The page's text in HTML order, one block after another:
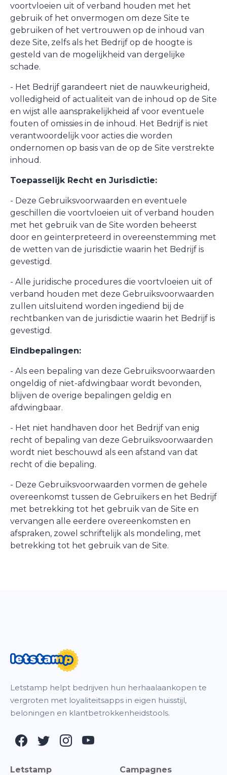
voortvloeien uit of verband houden met het
gebruik of het onvermogen om deze Site te
gebruiken of het vertrouwen op de inhoud van
deze Site, zelfs als het Bedrijf op de hoogte is
gesteld van de mogelijkheid van dergelijke
schade.
- Het Bedrijf garandeert niet de nauwkeurigheid,
volledigheid of actualiteit van de inhoud op de Site
en wijst alle aansprakelijkheid af voor eventuele
fouten of omissies in de inhoud. Het Bedrijf is niet
verantwoordelijk voor acties die worden
ondernomen op basis van de op de Site verstrekte
inhoud.
Toepasselijk Recht en Jurisdictie:
- Deze Gebruiksvoorwaarden en eventuele
geschillen die voortvloeien uit of verband houden
met het gebruik van de Site worden beheerst
door en geïnterpreteerd in overeenstemming met
de wetten van de jurisdictie waarin het Bedrijf is
gevestigd.
- Alle juridische procedures die voortvloeien uit of
verband houden met deze Gebruiksvoorwaarden
zullen uitsluitend worden ingediend bij de
rechtbanken van de jurisdictie waarin het Bedrijf is
gevestigd.
Eindbepalingen:
- Als een bepaling van deze Gebruiksvoorwaarden
ongeldig of niet-afdwingbaar wordt bevonden,
blijven de overige bepalingen geldig en
afdwingbaar.
- Het niet handhaven door het Bedrijf van enig
recht of bepaling van deze Gebruiksvoorwaarden
wordt niet beschouwd als een afstand van dat
recht of die bepaling.
- Deze Gebruiksvoorwaarden vormen de gehele
overeenkomst tussen de Gebruikers en het Bedrijf
met betrekking tot het gebruik van de Site en
vervangen alle eerdere overeenkomsten en
afspraken, zowel schriftelijk als mondeling, met
betrekking tot het gebruik van de Site.
Letstamp helpt bedrijven hun herhaalaankopen te
vergroten met loyaliteitsapps in eigen huisstijl,
beloningen en klantbetrokkenheidstools.
Letstamp Campagnes